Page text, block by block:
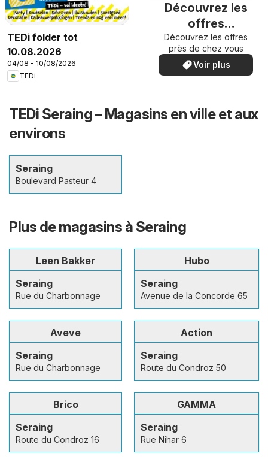
TEDi folder tot
10.08.2026
04/08 - 10/08/2026
TEDi
Découvrez les
offres
spéciales
Découvrez les offres
près de chez vous
Voir plus
TEDi Seraing – Magasins en ville et aux
environs
Seraing
Boulevard Pasteur 4
Plus de magasins à Seraing
Leen Bakker
Seraing
Rue du Charbonnage
Hubo
Seraing
Avenue de la Concorde 65
Aveve
Seraing
Rue du Charbonnage
Action
Seraing
Route du Condroz 50
Brico
Seraing
Route du Condroz 16
GAMMA
Seraing
Rue Nihar 6